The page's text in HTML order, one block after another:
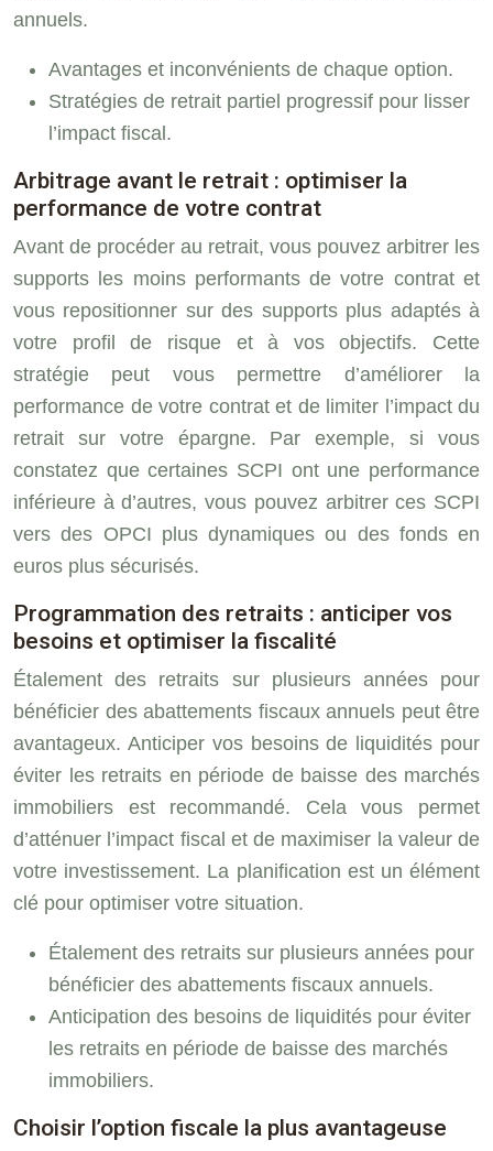
annuels.
Avantages et inconvénients de chaque option.
Stratégies de retrait partiel progressif pour lisser
l’impact fiscal.
Arbitrage avant le retrait : optimiser la
performance de votre contrat
Avant de procéder au retrait, vous pouvez arbitrer les
supports les moins performants de votre contrat et
vous repositionner sur des supports plus adaptés à
votre profil de risque et à vos objectifs. Cette
stratégie peut vous permettre d’améliorer la
performance de votre contrat et de limiter l’impact du
retrait sur votre épargne. Par exemple, si vous
constatez que certaines SCPI ont une performance
inférieure à d’autres, vous pouvez arbitrer ces SCPI
vers des OPCI plus dynamiques ou des fonds en
euros plus sécurisés.
Programmation des retraits : anticiper vos
besoins et optimiser la fiscalité
Étalement des retraits sur plusieurs années pour
bénéficier des abattements fiscaux annuels peut être
avantageux. Anticiper vos besoins de liquidités pour
éviter les retraits en période de baisse des marchés
immobiliers est recommandé. Cela vous permet
d’atténuer l’impact fiscal et de maximiser la valeur de
votre investissement. La planification est un élément
clé pour optimiser votre situation.
Étalement des retraits sur plusieurs années pour
bénéficier des abattements fiscaux annuels.
Anticipation des besoins de liquidités pour éviter
les retraits en période de baisse des marchés
immobiliers.
Choisir l’option fiscale la plus avantageuse